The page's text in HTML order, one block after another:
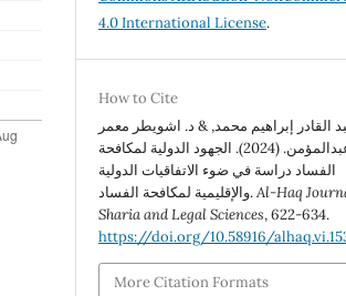
4.0 International License.
How to Cite
القادر إبراهيم محمد, & د. اشويطر معمر
عبدالمؤمن. (2024). الجهود الدولية لمكافحة
الفساد دراسة في ضوء الاتفاقيات الدولية
والإقليمية لمكافحة الفساد.Al-Haq
Sharia and Legal Sciences, 622-634.
https://doi.org/10.58916/
More Citation Formats